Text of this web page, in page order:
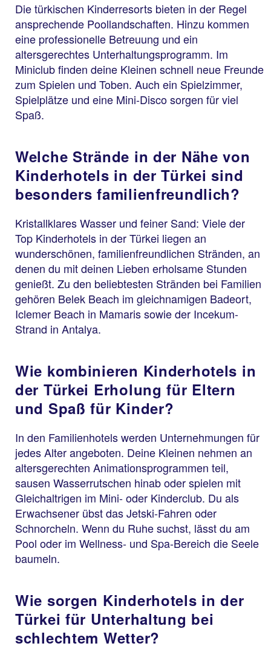
Die türkischen Kinderresorts bieten in der Regel
ansprechende Poollandschaften. Hinzu kommen
eine professionelle Betreuung und ein
altersgerechtes Unterhaltungsprogramm. Im
Miniclub finden deine Kleinen schnell neue Freunde
zum Spielen und Toben. Auch ein Spielzimmer,
Spielplätze und eine Mini-Disco sorgen für viel
Spaß.
Welche Strände in der Nähe von
Kinderhotels in der Türkei sind
besonders familienfreundlich?
Kristallklares Wasser und feiner Sand: Viele der
Top Kinderhotels in der Türkei liegen an
wunderschönen, familienfreundlichen Stränden, an
denen du mit deinen Lieben erholsame Stunden
genießt. Zu den beliebtesten Stränden bei Familien
gehören Belek Beach im gleichnamigen Badeort,
Iclemer Beach in Mamaris sowie der Incekum-
Strand in Antalya.
Wie kombinieren Kinderhotels in
der Türkei Erholung für Eltern
und Spaß für Kinder?
In den Familienhotels werden Unternehmungen für
jedes Alter angeboten. Deine Kleinen nehmen an
altersgerechten Animationsprogrammen teil,
sausen Wasserrutschen hinab oder spielen mit
Gleichaltrigen im Mini- oder Kinderclub. Du als
Erwachsener übst das Jetski-Fahren oder
Schnorcheln. Wenn du Ruhe suchst, lässt du am
Pool oder im Wellness- und Spa-Bereich die Seele
baumeln.
Wie sorgen Kinderhotels in der
Türkei für Unterhaltung bei
schlechtem Wetter?